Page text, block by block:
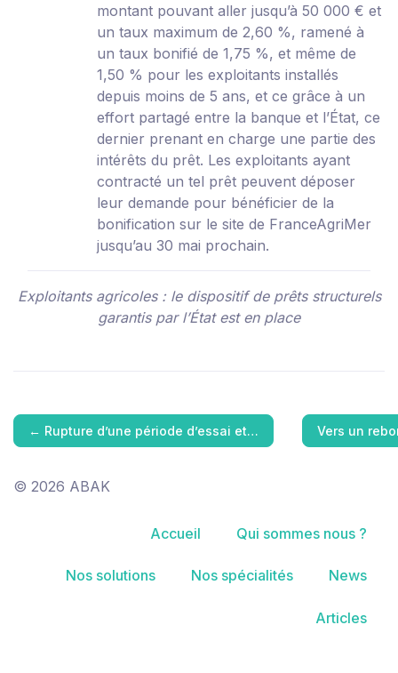
montant pouvant aller jusqu’à 50 000 € et
un taux maximum de 2,60 %, ramené à
un taux bonifié de 1,75 %, et même de
1,50 % pour les exploitants installés
depuis moins de 5 ans, et ce grâce à un
effort partagé entre la banque et l’État, ce
dernier prenant en charge une partie des
intérêts du prêt. Les exploitants ayant
contracté un tel prêt peuvent déposer
leur demande pour bénéficier de la
bonification sur le site de FranceAgriMer
jusqu’au 30 mai prochain.
Exploitants agricoles : le dispositif de prêts structurels
garantis par l’État est en place
← Rupture d’une période d’essai et… Vers un
© 2026 ABAK
Accueil Qui sommes nous ?
Nos solutions Nos spécialités News
Articles